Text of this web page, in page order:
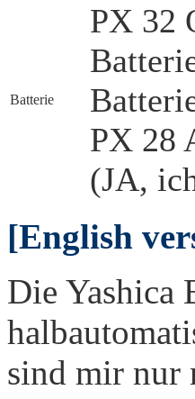
Batterie
PX 32
PX 28
(JA,
[English
Die Yashica
sind mir nur